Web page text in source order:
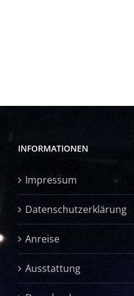
INFORMATIONEN
Impressum
Datenschutzerklärung
Anreise
Ausstattung